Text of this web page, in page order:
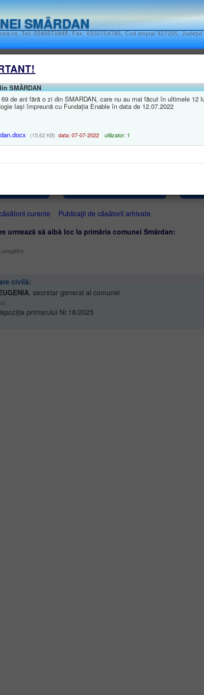
SMÂRDAN
Tel: 0240571848, Fax: 0330754785, Cod poştal 827205,
oficial local
ADMINISTRATIV-TERITORIALE
REGULAMENTELE
AUTORITĂȚII DELIBERATIVE
DISPOZIȚIILE AUTORITĂȚII
oficial local / ALTE DOCUMENTE
curente
Publicaţii de căsătorii arhivate
urmează să aibă loc la primăria comunei Smârdan:
pregătire
civilă:
, secretar general al comunei
primarului Nr.18/2025
SMÂRDAN
de ani fără o zi din SMARDAN, care nu au mai făcut în ultimele 12
Iași împreună cu Fundația Enable în data de 12.07.2022
(15,62 KB) data: 07-07-2022 utilizator: 1